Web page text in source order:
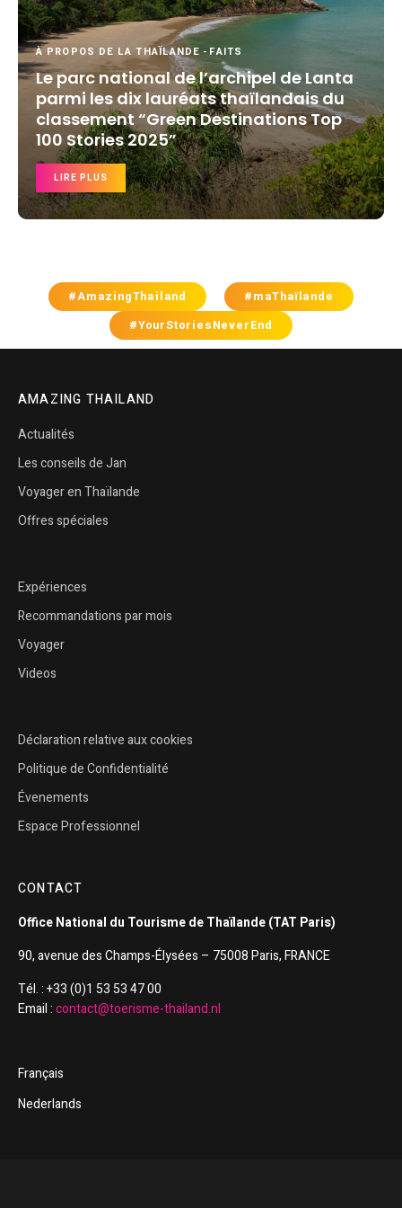
À PROPOS DE LA THAÏLANDE- FAITS
Le parc national de l’archipel de Lanta
parmi les dix lauréats thaïlandais du
classement “Green Destinations Top
100 Stories 2025”
LIRE PLUS
#AmazingThailand
#maThaïlande
#YourStoriesNeverEnd
AMAZING THAILAND
Actualités
Les conseils de Jan
Voyager en Thaïlande
Offres spéciales
Expériences
Recommandations par mois
Voyager
Videos
Déclaration relative aux cookies
Politique de Confidentialité
Évenements
Espace Professionnel
CONTACT
Office National du Tourisme de Thaïlande (TAT Paris)
90, avenue des Champs-Élysées – 75008 Paris, FRANCE
Tél. : +33 (0)1 53 53 47 00
Email :contact@toerisme-thailand.nl
Français
Nederlands